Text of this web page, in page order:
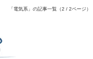
「電気系」の記事一覧（2 / 2ページ）